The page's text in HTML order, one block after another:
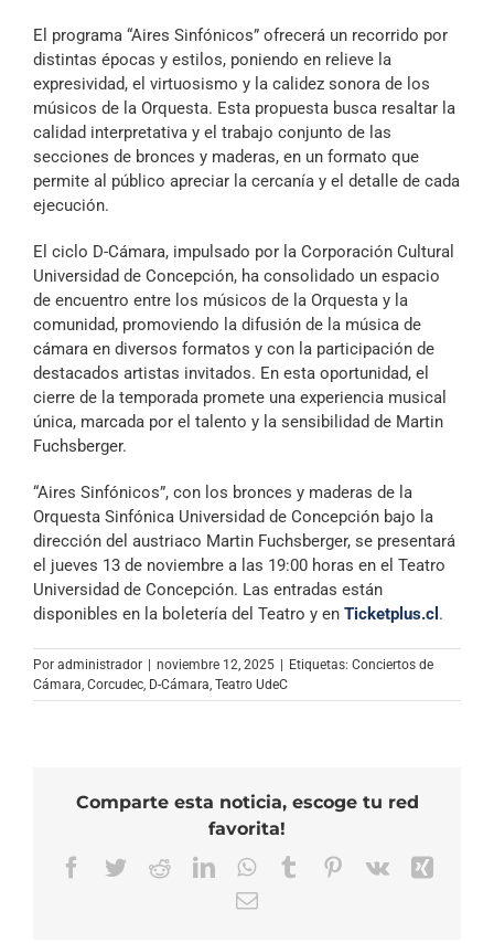
El programa “Aires Sinfónicos” ofrecerá un recorrido por
distintas épocas y estilos, poniendo en relieve la
expresividad, el virtuosismo y la calidez sonora de los
músicos de la Orquesta. Esta propuesta busca resaltar la
calidad interpretativa y el trabajo conjunto de las
secciones de bronces y maderas, en un formato que
permite al público apreciar la cercanía y el detalle de cada
ejecución.
El ciclo D-Cámara, impulsado por la Corporación Cultural
Universidad de Concepción, ha consolidado un espacio
de encuentro entre los músicos de la Orquesta y la
comunidad, promoviendo la difusión de la música de
cámara en diversos formatos y con la participación de
destacados artistas invitados. En esta oportunidad, el
cierre de la temporada promete una experiencia musical
única, marcada por el talento y la sensibilidad de Martin
Fuchsberger.
“Aires Sinfónicos”, con los bronces y maderas de la
Orquesta Sinfónica Universidad de Concepción bajo la
dirección del austriaco Martin Fuchsberger, se presentará
el jueves 13 de noviembre a las 19:00 horas en el Teatro
Universidad de Concepción. Las entradas están
disponibles en la boletería del Teatro y en Ticketplus.cl .
Por administrador | noviembre 12, 2025 | Etiquetas: Conciertos de
Cámara Corcudec D-Cámara Teatro UdeC
Comparte esta noticia, escoge tu red
favorita!
Facebook
TwitterRedditLinkedInWhatsApp
TumblrPinterest
Vk
Xing
Correo